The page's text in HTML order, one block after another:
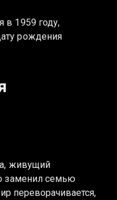
в 1959 году,
рождения
живущий
заменил семью
переворачивается,